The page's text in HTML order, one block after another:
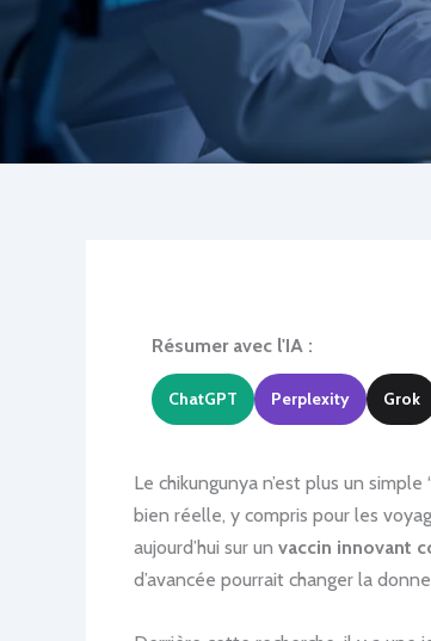
Résumer avec l'IA :
ChatGPT Perplexity Grok
Le chikungunya n’est plus un
bien réelle, y compris pour les
aujourd’hui sur un vaccin innovant
d’avancée pourrait changer la